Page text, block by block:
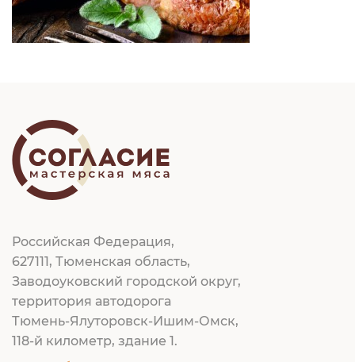
Российская Федерация,
627111, Тюменская область,
Заводоуковский городской округ,
территория автодорога
Тюмень-Ялуторовск-Ишим-Омск,
118-й километр, здание 1.